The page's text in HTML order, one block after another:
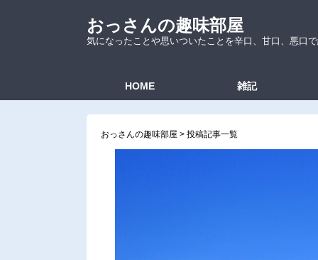
おっさんの趣味部屋
気になったことや思いついたことを辛口、甘口、悪口
HOME 雑記
おっさんの趣味部屋 > 投稿記事一覧